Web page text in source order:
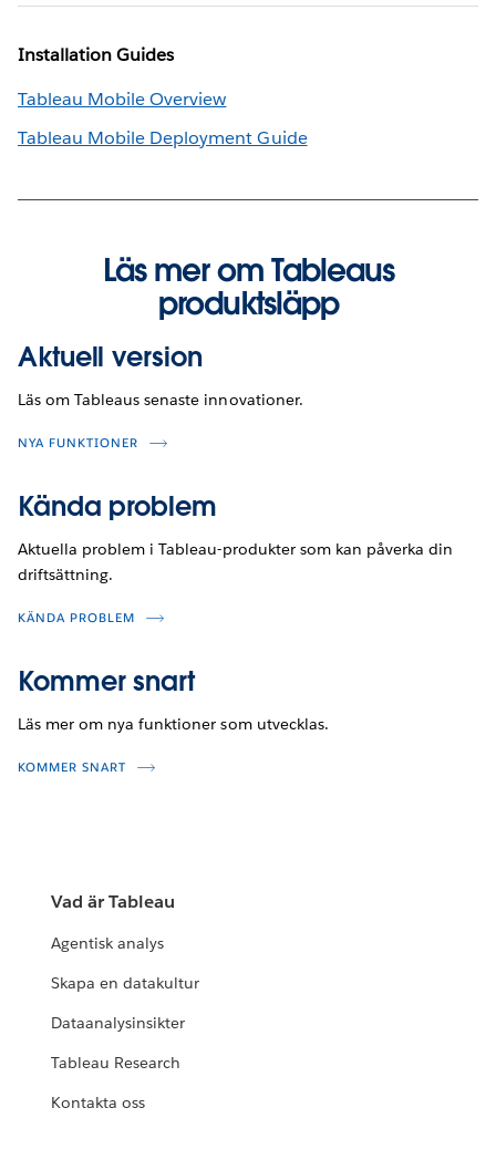
Installation Guides
Tableau Mobile Overview
Tableau Mobile Deployment Guide
Läs mer om Tableaus
produktsläpp
Aktuell version
Läs om Tableaus senaste innovationer.
NYA FUNKTIONER
Kända problem
Aktuella problem i Tableau-produkter som kan påverka din
driftsättning.
KÄNDA PROBLEM
Kommer snart
Läs mer om nya funktioner som utvecklas.
KOMMER SNART
Vad är Tableau
Agentisk analys
Skapa en datakultur
Dataanalysinsikter
Tableau Research
Kontakta oss